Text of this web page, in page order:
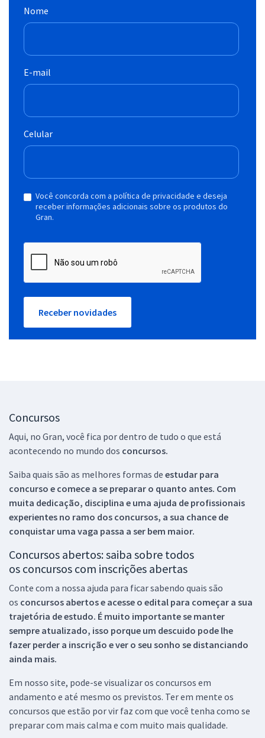
Nome
E-mail
Celular
Você concorda com a política de privacidade e deseja
receber informações adicionais sobre os produtos do
Gran.
Receber novidades
Concursos
Aqui, no Gran, você fica por dentro de tudo o que está
acontecendo no mundo dos concursos.
Saiba quais são as melhores formas de estudar para
concurso e comece a se preparar o quanto antes. Com
muita dedicação, disciplina e uma ajuda de profissionais
experientes no ramo dos concursos, a sua chance de
conquistar uma vaga passa a ser bem maior.
Concursos abertos: saiba sobre todos
os concursos com inscrições abertas
Conte com a nossa ajuda para ficar sabendo quais são
os concursos abertos e acesse o edital para começar a sua
trajetória de estudo. É muito importante se manter
sempre atualizado, isso porque um descuido pode lhe
fazer perder a inscrição e ver o seu sonho se distanciando
ainda mais.
Em nosso site, pode-se visualizar os concursos em
andamento e até mesmo os previstos. Ter em mente os
concursos que estão por vir faz com que você tenha como se
preparar com mais calma e com muito mais qualidade.